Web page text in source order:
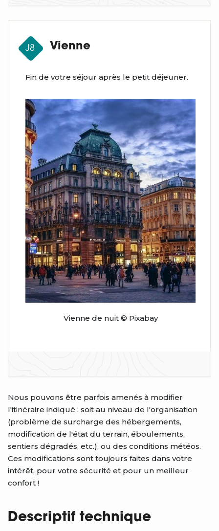
J8 Vienne
Fin de votre séjour après le petit déjeuner.
Vienne de nuit © Pixabay
Nous pouvons être parfois amenés à modifier
l'itinéraire indiqué : soit au niveau de l'organisation
(problème de surcharge des hébergements,
modification de l'état du terrain, éboulements,
sentiers dégradés, etc.), ou des conditions météos.
Ces modifications sont toujours faites dans votre
intérêt, pour votre sécurité et pour un meilleur
confort !
Descriptif technique